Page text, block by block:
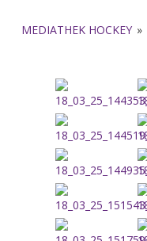
MEDIATHEK HOCKEY »